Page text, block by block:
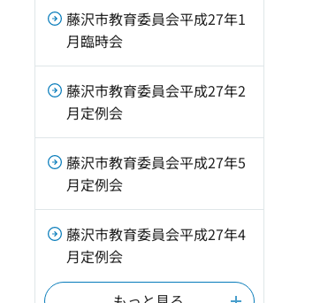
藤沢市教育委員会平成27年1
月臨時会
藤沢市教育委員会平成27年2
月定例会
藤沢市教育委員会平成27年5
月定例会
藤沢市教育委員会平成27年4
月定例会